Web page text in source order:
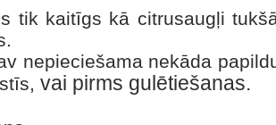
tik kaitīgs kā citrusaugļi
nepieciešama nekāda
vai pirms gulētiešanas.